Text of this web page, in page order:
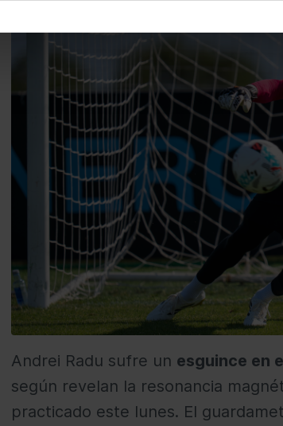
Andrei Radu sufre un esguince en
según revelan la resonancia
practicado este lunes. El